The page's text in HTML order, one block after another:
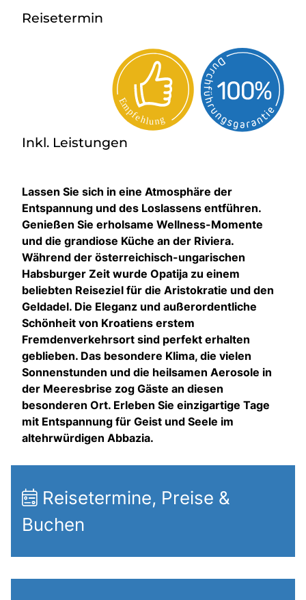
Österreich
Reisetermin
Inkl. Leistungen
Lassen Sie sich in eine Atmosphäre der
Entspannung und des Loslassens entführen.
Genießen Sie erholsame Wellness-Momente
und die grandiose Küche an der Riviera.
Während der österreichisch-ungarischen
Habsburger Zeit wurde Opatija zu einem
beliebten Reiseziel für die Aristokratie und den
Geldadel. Die Eleganz und außerordentliche
Schönheit von Kroatiens erstem
Fremdenverkehrsort sind perfekt erhalten
geblieben. Das besondere Klima, die vielen
Sonnenstunden und die heilsamen Aerosole in
der Meeresbrise zog Gäste an diesen
besonderen Ort. Erleben Sie einzigartige Tage
mit Entspannung für Geist und Seele im
altehrwürdigen Abbazia.
Reisetermine, Preise &
Buchen